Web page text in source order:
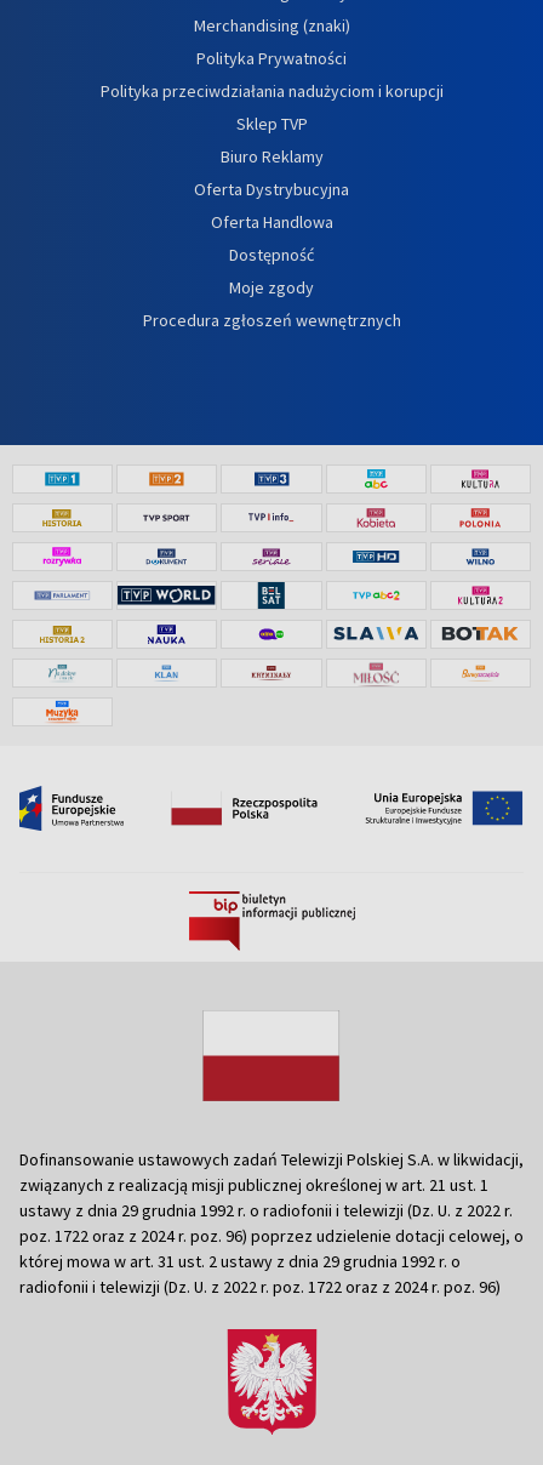
Merchandising (znaki)
Polityka Prywatności
Polityka przeciwdziałania nadużyciom i korupcji
Sklep TVP
Biuro Reklamy
Oferta Dystrybucyjna
Oferta Handlowa
Dostępność
Moje zgody
Procedura zgłoszeń wewnętrznych
Dofinansowanie ustawowych zadań Telewizji Polskiej S.A. w likwidacji,
związanych z realizacją misji publicznej określonej w art. 21 ust. 1
ustawy z dnia 29 grudnia 1992 r. o radiofonii i telewizji (Dz. U. z 2022 r.
poz. 1722 oraz z 2024 r. poz. 96) poprzez udzielenie dotacji celowej, o
której mowa w art. 31 ust. 2 ustawy z dnia 29 grudnia 1992 r. o
radiofonii i telewizji (Dz. U. z 2022 r. poz. 1722 oraz z 2024 r. poz. 96)